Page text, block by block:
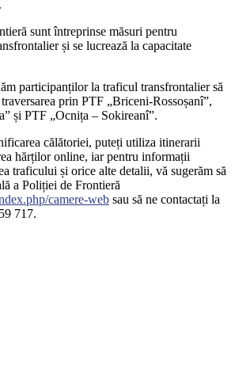
sunt întreprinse măsuri pentru
și se lucrează la capacitate
participanților la traficul transfrontalier să
prin PTF „Briceni-Rossoșanî”,
și PTF „Ocnița – Sokireanî”.
călătoriei, puteți utiliza itinerarii
hărților online, iar pentru informații
traficului și orice alte detalii, vă sugerăm să
a Poliției de Frontieră
camere-web sau să ne contactați la
717‬‬.